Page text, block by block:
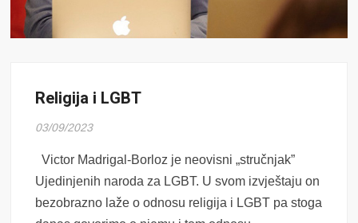
Religija i LGBT
03/09/2023
Victor Madrigal-Borloz je neovisni „stručnjak”
Ujedinjenih naroda za LGBT. U svom izvještaju on
bezobrazno laže o odnosu religija i LGBT pa stoga